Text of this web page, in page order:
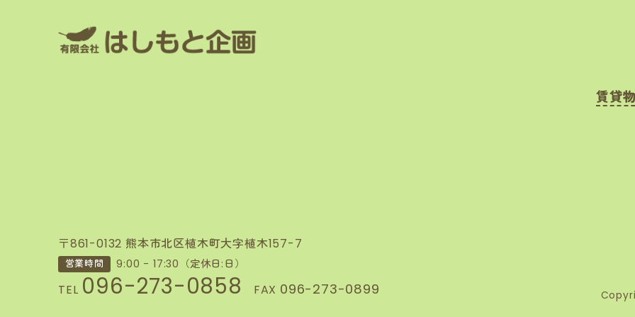
賃貸
〒861-0132 熊本市北区植木町大字植木157-7
営業時間 9:00 - 17:30（定休日:日）
TEL 096-273-0858 FAX 096-273-0899